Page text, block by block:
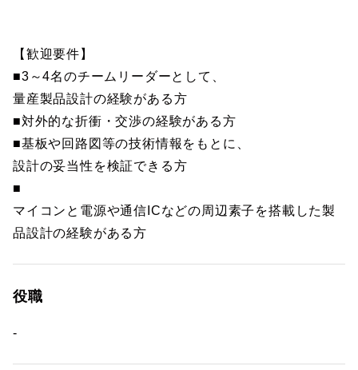
【歓迎要件】
■3～4名のチームリーダーとして、
量産製品設計の経験がある方
■対外的な折衝・交渉の経験がある方
■基板や回路図等の技術情報をもとに、
設計の妥当性を検証できる方
■
マイコンと電源や通信ICなどの周辺素子を搭載した製
品設計の経験がある方
役職
-